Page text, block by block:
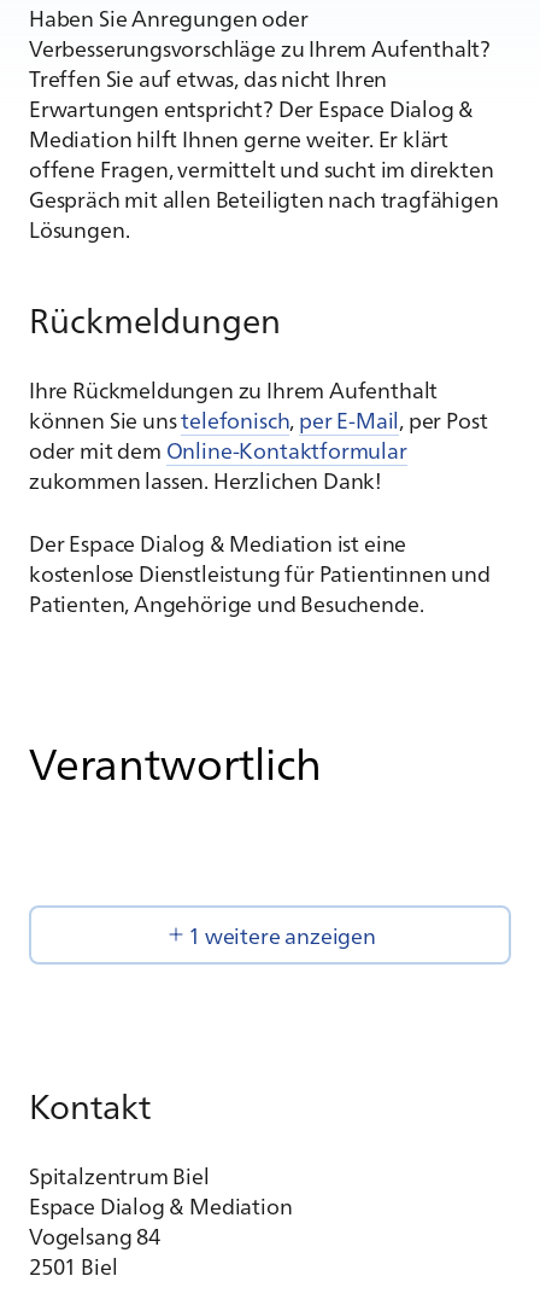
Haben Sie Anregungen oder
Verbesserungsvorschläge zu Ihrem Aufenthalt?
Treffen Sie auf etwas, das nicht Ihren
Erwartungen entspricht? Der Espace Dialog &
Mediation hilft Ihnen gerne weiter. Er klärt
offene Fragen, vermittelt und sucht im direkten
Gespräch mit allen Beteiligten nach tragfähigen
Lösungen.
Rückmeldungen
Ihre Rückmeldungen zu Ihrem Aufenthalt
können Sie unstelefonisch, per E-Mail, per Post
oder mit dem Online-Kontaktformular
zukommen lassen. Herzlichen Dank!
Der Espace Dialog & Mediation ist eine
kostenlose Dienstleistung für Patientinnen und
Patienten, Angehörige und Besuchende.
Verantwortlich
1 weitere anzeigen
Kontakt
Spitalzentrum Biel
Espace Dialog & Mediation
Vogelsang 84
2501 Biel